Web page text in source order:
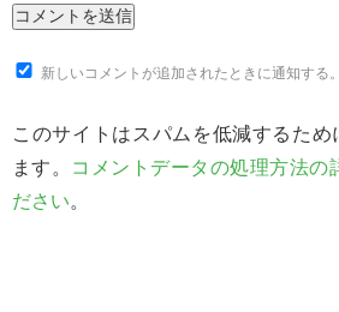
新しいコメントが追加されたときに通知する。
このサイトはスパムを低減するため
ます。 コメントデータの処理方法の
ださい。